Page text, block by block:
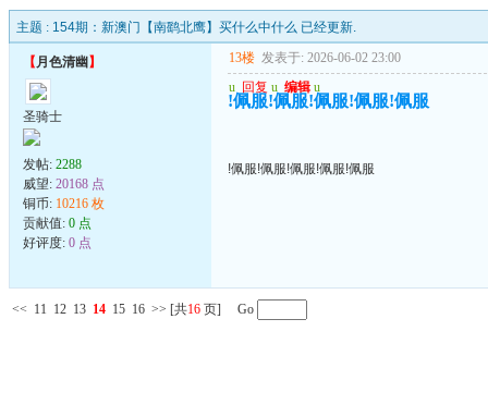
主题 : 154期：新澳门【南鹞北鹰】买什么中什么 已经更新.
【月色清幽 】
圣骑士
发帖: 2288
威望: 20168 点
铜币: 10216 枚
贡献值: 0 点
好评度: 0 点
13楼 发表于: 2026-06-02 23:00
u 回复 u 编辑 u
!佩服!佩服!佩服!佩服!佩服
!佩服!佩服!佩服!佩服!佩服
<< 11 12 13 14 15 16 >> [共16 页] Go